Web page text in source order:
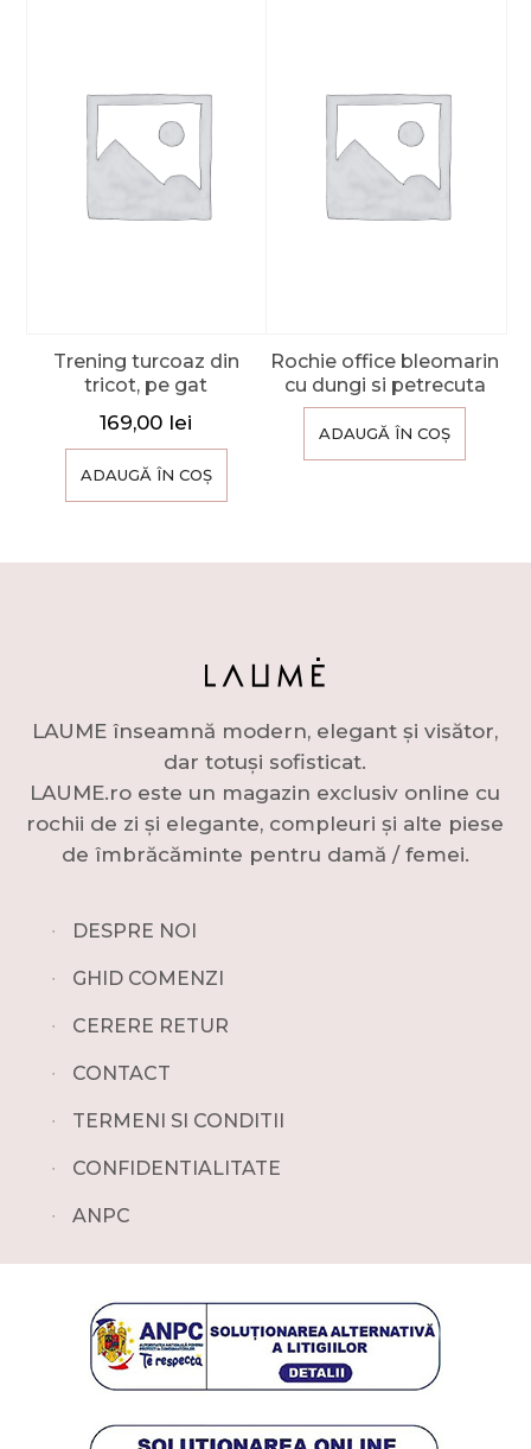
Trening turcoaz din
tricot, pe gat
169,00 lei
ADAUGĂ ÎN COȘ
Rochie office bleomarin
cu dungi si petrecuta
ADAUGĂ ÎN COȘ
LAUME înseamnă modern, elegant și visător,
dar totuși sofisticat.
LAUME.ro este un magazin exclusiv online cu
rochii de zi și elegante, compleuri și alte piese
de îmbrăcăminte pentru damă / femei.
∙ DESPRE NOI
∙ GHID COMENZI
∙ CERERE RETUR
∙ CONTACT
∙ TERMENI SI CONDITII
∙ CONFIDENTIALITATE
∙ ANPC